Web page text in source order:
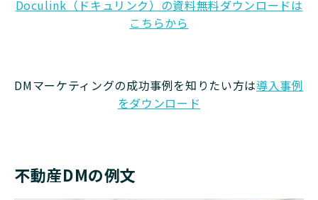
Doculink（ドキュリンク）の資料無料ダウンロードは
こちらから
DMマーケティングの成功事例を知りたい方は導入事例
をダウンロード
不動産DMの例文